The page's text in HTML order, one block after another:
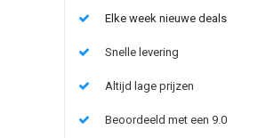
Elke week nieuwe deals
Snelle levering
Altijd lage prijzen
Beoordeeld met een 9.0